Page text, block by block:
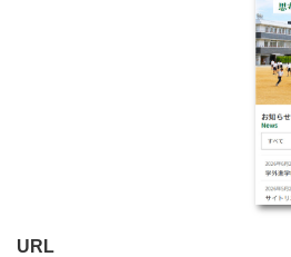
URL